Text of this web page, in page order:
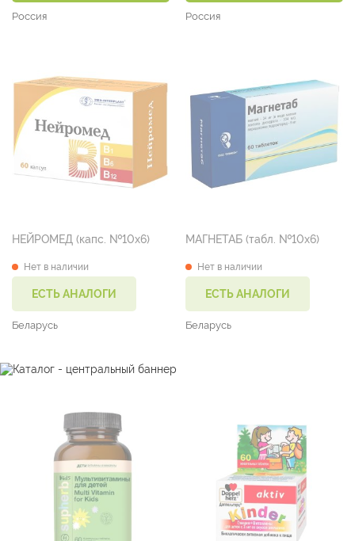
Россия Россия
НЕЙРОМЕД (капс. №10х6)
Нет в наличии
ЕСТЬ АНАЛОГИ
Беларусь
МАГНЕТАБ (табл. №10х6)
Нет в наличии
ЕСТЬ АНАЛОГИ
Беларусь